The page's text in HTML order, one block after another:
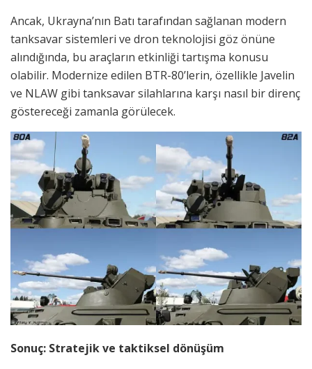
Ancak, Ukrayna’nın Batı tarafından sağlanan modern
tanksavar sistemleri ve dron teknolojisi göz önüne
alındığında, bu araçların etkinliği tartışma konusu
olabilir. Modernize edilen BTR-80’lerin, özellikle Javelin
ve NLAW gibi tanksavar silahlarına karşı nasıl bir direnç
göstereceği zamanla görülecek.
Sonuç: Stratejik ve taktiksel dönüşüm